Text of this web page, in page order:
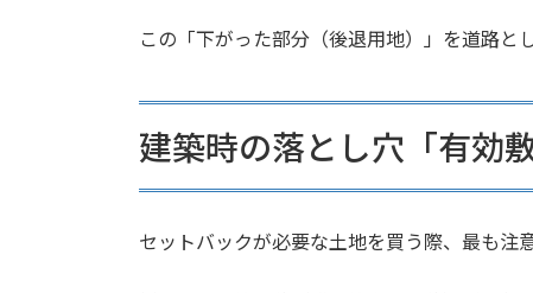
この「下がった部分（後退用地）」を道路と
建築時の落とし穴「有効
セットバックが必要な土地を買う際、最も注